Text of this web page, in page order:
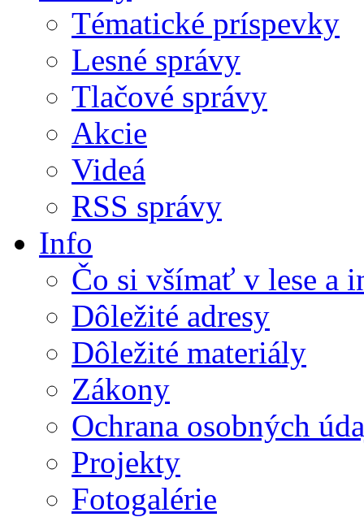
Tématické príspevky
Lesné správy
Tlačové správy
Akcie
Videá
RSS správy
Info
Čo si všímať v lese a
Dôležité adresy
Dôležité materiály
Zákony
Ochrana osobných
Projekty
Fotogalérie